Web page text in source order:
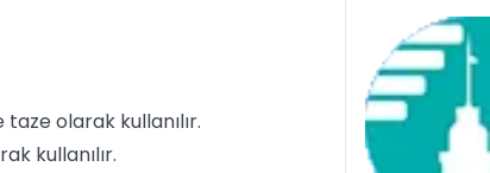
olarak kullanılır.
kullanılır.